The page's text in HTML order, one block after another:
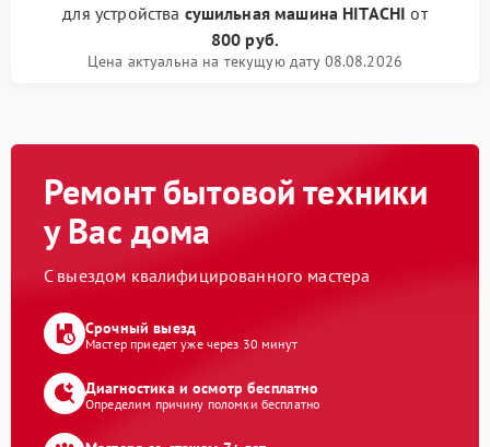
для устройства сушильная машина HITACHI от
800 руб.
Цена актуальна на текущую дату 08.08.2026
Ремонт бытовой техники
у Вас дома
С выездом квалифицированного мастера
Срочный выезд
Мастер приедет уже через 30 минут
Диагностика и осмотр бесплатно
Определим причину поломки бесплатно